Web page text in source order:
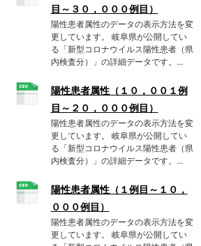
目～３０，０００例目）
陽性患者属性のデータの表示方法を変
更しています。 岐阜県が公開してい
る「新型コロナウイルス陽性患者（県
内検査分）」の詳細データです。...
陽性患者属性（１０，００１例
目～２０，０００例目）
陽性患者属性のデータの表示方法を変
更しています。 岐阜県が公開してい
る「新型コロナウイルス陽性患者（県
内検査分）」の詳細データです。...
陽性患者属性（１例目～１０，
０００例目）
陽性患者属性のデータの表示方法を変
更しています。 岐阜県が公開してい